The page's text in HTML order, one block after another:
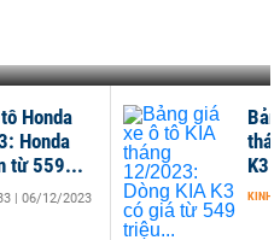
Honda
Honda
từ 559...
| 06/12/2023
K3
KINH